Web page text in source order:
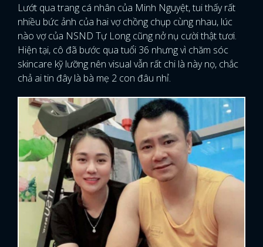
Lướt qua trang cá nhân của Minh Nguyệt, tui thấy rất
nhiều bức ảnh của hai vợ chồng chụp cùng nhau, lúc
nào vợ của NSND Tự Long cũng nở nụ cười thật tươi.
Hiện tại, cô đã bước qua tuổi 36 nhưng vì chăm sóc
skincare kỹ lưỡng nên visual vẫn rất chi là này nọ, chắc
chả ai tin đây là bà mẹ 2 con đâu nhỉ.